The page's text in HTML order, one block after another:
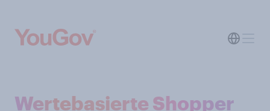
Wertebasierte Shopper